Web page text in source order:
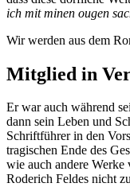
ich mit minen ougen
Wir werden aus dem
Mitglied in
Er war auch während
dann sein Leben und
Schriftführer in den
tragischen Ende des
wie auch andere
Roderich Feldes nicht